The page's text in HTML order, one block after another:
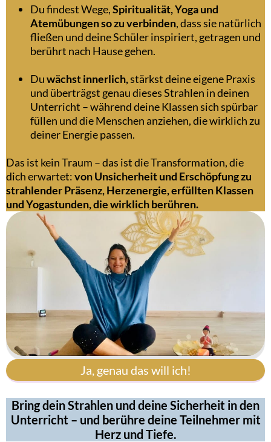
Du findest Wege,Spiritualität, Yoga und
Atemübungen so zu verbinden, dass sie natürlich
fließen und deine Schüler inspiriert, getragen und
berührt nach Hause gehen.
Duwächst innerlich,stärkst deine eigene Praxis
und überträgst genau dieses Strahlen in deinen
Unterricht – während deine Klassen sich spürbar
füllen und die Menschen anziehen, die wirklich zu
deiner Energie passen.
Das ist kein Traum – das ist die Transformation, die
dich erwartet:von Unsicherheit und Erschöpfung zu
strahlender Präsenz, Herzenergie, erfüllten Klassen
und Yogastunden, die wirklich berühren.
Ja, genau das will ich!
Bring dein Strahlen und deine Sicherheit in den
Unterricht – und berühre deine Teilnehmer mit
Herz und Tiefe.